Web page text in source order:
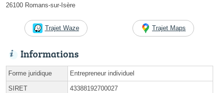
26100 Romans-sur-Isère
Trajet Waze Trajet Maps
Informations
Forme juridique Entrepreneur individuel
SIRET 43388192700027